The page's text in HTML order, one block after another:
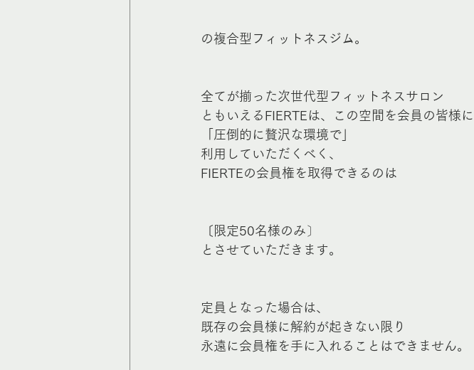
の複合型フィットネスジム。
全てが揃った次世代型フィットネスサロン
ともいえるFIERTEは、この空間を会員の皆様に
「圧倒的に贅沢な環境で」
利用していただくべく、
FIERTEの会員権を取得できるのは
〔限定50名様のみ〕
とさせていただきます。
定員となった場合は、
既存の会員様に解約が起きない限り
永遠に会員権を手に入れることはできません。